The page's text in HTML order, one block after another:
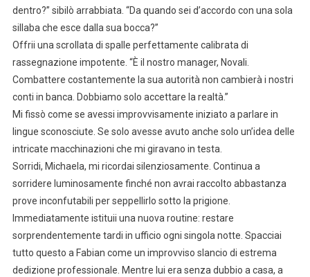
dentro?” sibilò arrabbiata. “Da quando sei d’accordo con una sola
sillaba che esce dalla sua bocca?”
Offrii una scrollata di spalle perfettamente calibrata di
rassegnazione impotente. “È il nostro manager, Novali.
Combattere costantemente la sua autorità non cambierà i nostri
conti in banca. Dobbiamo solo accettare la realtà.”
Mi fissò come se avessi improvvisamente iniziato a parlare in
lingue sconosciute. Se solo avesse avuto anche solo un’idea delle
intricate macchinazioni che mi giravano in testa.
Sorridi, Michaela, mi ricordai silenziosamente. Continua a
sorridere luminosamente finché non avrai raccolto abbastanza
prove inconfutabili per seppellirlo sotto la prigione.
Immediatamente istituii una nuova routine: restare
sorprendentemente tardi in ufficio ogni singola notte. Spacciai
tutto questo a Fabian come un improvviso slancio di estrema
dedizione professionale. Mentre lui era senza dubbio a casa, a